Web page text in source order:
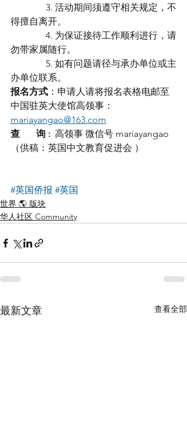
得擅自离开。
勿带家属随行。
办单位联系。
报名方式 ：申请人请将报名表格电邮至
中国驻英大使馆高领事：
mariayangao@163.com
查       询 : 高领事 微信号 mariayangao
（供稿：英国中文教育促进会 ）
#英国侨报 #英国
世界 🌎 版块
华人社区 Community
最新文章 查看全部